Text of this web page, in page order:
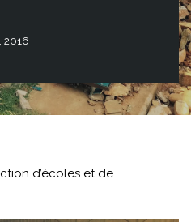
2016
d’écoles et de